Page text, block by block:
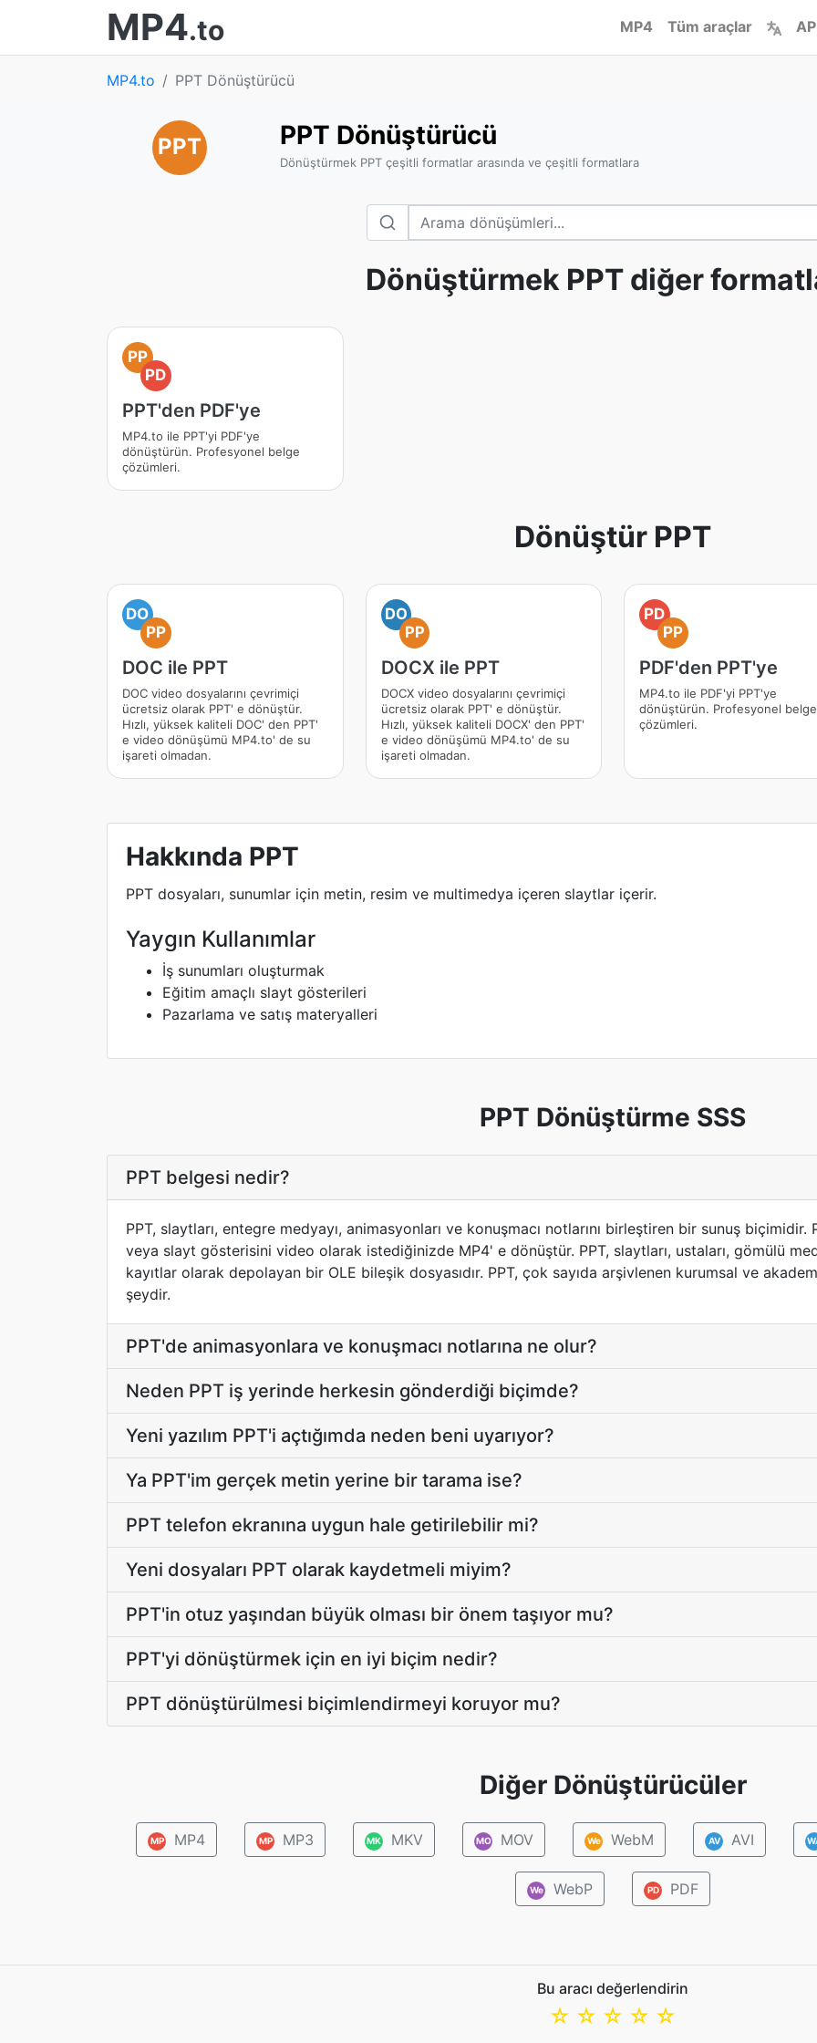
MP4.to MP4 Tüm araçlar
MP4.to PPT Dönüştürücü
PPT PPT Dönüştürücü
Dönüştürmek PPT çeşitli formatlar arasında ve çeşitli formatlara
Dönüştürmek PPT diğer
PP
PD
PPT'den PDF'ye
MP4.to ile PPT'yi PDF'ye
dönüştürün. Profesyonel belge
çözümleri.
Dönüştür PPT
DO
PP
DOC ile PPT
DOC video dosyalarını çevrimiçi
ücretsiz olarak PPT' e dönüştür.
Hızlı, yüksek kaliteli DOC' den PPT'
e video dönüşümü MP4.to' de su
işareti olmadan.
DO
PP
DOCX ile PPT
DOCX video dosyalarını çevrimiçi
ücretsiz olarak PPT' e dönüştür.
Hızlı, yüksek kaliteli DOCX' den PPT'
e video dönüşümü MP4.to' de su
işareti olmadan.
PD
PP
PDF'den PPT'ye
MP4.to ile PDF'yi PPT'ye
dönüştürün. Profesyonel belge
çözümleri.
Hakkında PPT
PPT dosyaları, sunumlar için metin, resim ve multimedya içeren slaytlar içerir.
Yaygın Kullanımlar
İş sunumları oluşturmak
Eğitim amaçlı slayt gösterileri
Pazarlama ve satış materyalleri
PPT Dönüştürme SSS
PPT belgesi nedir?
PPT, slaytları, entegre medyayı, animasyonları ve konuşmacı notlarını birleştiren bir sunuş
veya slayt gösterisini video olarak istediğinizde MP4' e dönüştür. PPT, slaytları, ustaları, gömülü
kayıtlar olarak depolayan bir OLE bileşik dosyasıdır. PPT, çok sayıda arşivlenen kurumsal ve
şeydir.
PPT'de animasyonlara ve konuşmacı notlarına ne olur?
Neden PPT iş yerinde herkesin gönderdiği biçimde?
Yeni yazılım PPT'i açtığımda neden beni uyarıyor?
Ya PPT'im gerçek metin yerine bir tarama ise?
PPT telefon ekranına uygun hale getirilebilir mi?
Yeni dosyaları PPT olarak kaydetmeli miyim?
PPT'in otuz yaşından büyük olması bir önem taşıyor mu?
PPT'yi dönüştürmek için en iyi biçim nedir?
PPT dönüştürülmesi biçimlendirmeyi koruyor mu?
Diğer Dönüştürücüler
MP MP4 MP MP3 MK MKV MO MOV We WebM AV AVI
We WebP PD PDF
Bu aracı değerlendirin
☆
☆
☆
☆
☆